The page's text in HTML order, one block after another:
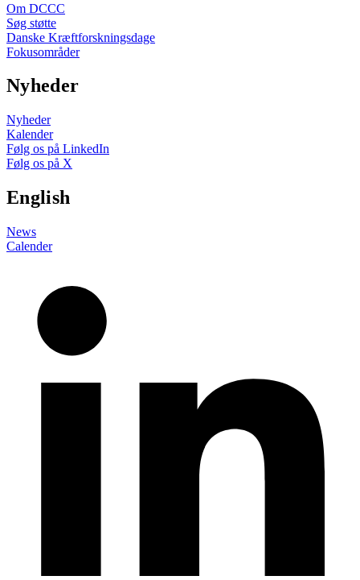
Om DCCC
Søg støtte
Danske Kræftforskningsdage
Fokusområder
Nyheder
Nyheder
Kalender
Følg os på LinkedIn
Følg os på X
English
News
Calender